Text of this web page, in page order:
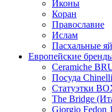
Иконы
Коран
Православие
Ислам
Пасхальные
Европейские
Ceramiche
Посуда
Статуэтки
The Bridge
Giorgio Fedon